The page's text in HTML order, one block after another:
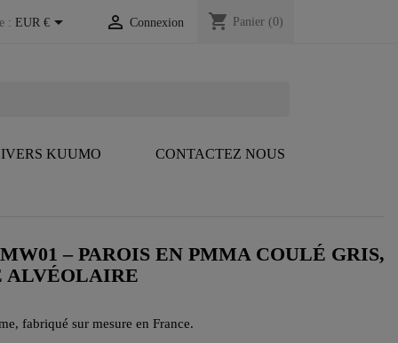
: EUR €  Connexion shopping_cart Panier (0)
KUUMO CONTACTEZ NOUS
– PAROIS EN PMMA COULÉ GRIS,
ALVÉOLAIRE
fabriqué sur mesure en France.